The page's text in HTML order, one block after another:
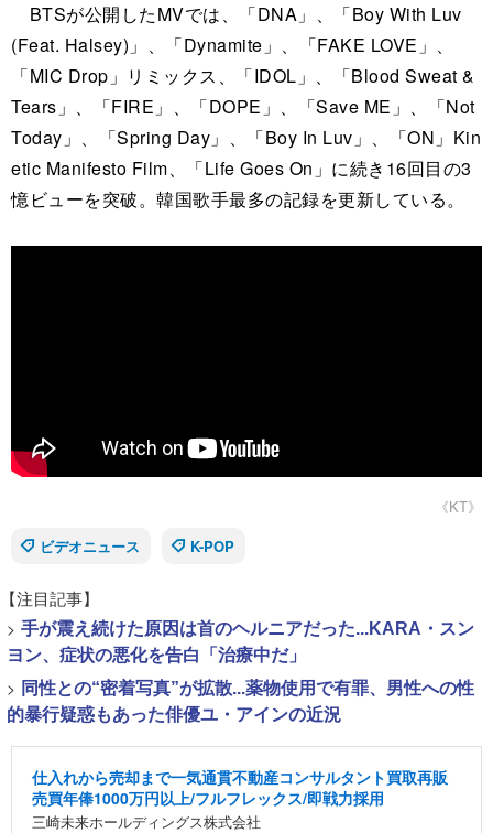
BTSが公開したMVでは、「DNA」、「Boy With Luv
(Feat. Halsey)」、「Dynamite」、「FAKE LOVE」、
「MIC Drop」リミックス、「IDOL」、「Blood Sweat &
Tears」、「FIRE」、「DOPE」、「Save ME」、「Not
Today」、「Spring Day」、「Boy In Luv」、「ON」Kin
etic Manifesto Film、「Life Goes On」に続き16回目の3
憶ビューを突破。韓国歌手最多の記録を更新している。
《KT》
ビデオニュース
K-POP
【注目記事】
> 手が震え続けた原因は首のヘルニアだった...KARA・スン
ヨン、症状の悪化を告白「治療中だ」
> 同性との“密着写真”が拡散...薬物使用で有罪、男性への性
的暴行疑惑もあった俳優ユ・アインの近況
仕入れから売却まで一気通貫不動産コンサルタント買取再販
売買年俸1000万円以上/フルフレックス/即戦力採用
三崎未来ホールディングス株式会社